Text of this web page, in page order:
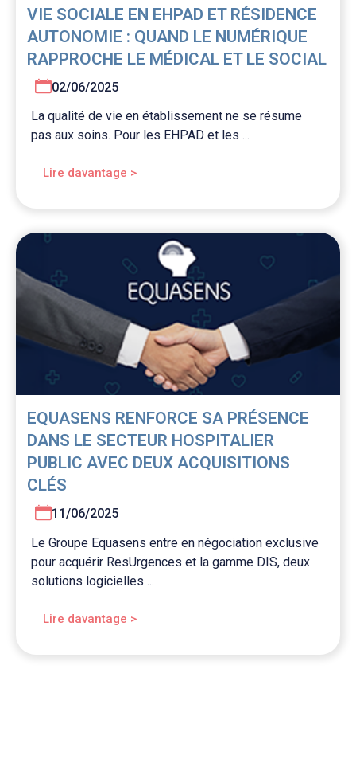
VIE SOCIALE EN EHPAD ET RÉSIDENCE
AUTONOMIE : QUAND LE NUMÉRIQUE
RAPPROCHE LE MÉDICAL ET LE SOCIAL
02/06/2025
La qualité de vie en établissement ne se résume
pas aux soins. Pour les EHPAD et les ...
Lire davantage >
EQUASENS RENFORCE SA PRÉSENCE
DANS LE SECTEUR HOSPITALIER
PUBLIC AVEC DEUX ACQUISITIONS
CLÉS
11/06/2025
Le Groupe Equasens entre en négociation exclusive
pour acquérir ResUrgences et la gamme DIS, deux
solutions logicielles ...
Lire davantage >